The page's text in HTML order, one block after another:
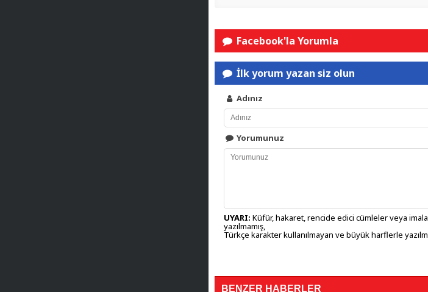
Facebook'la Yorumla
İlk yorum yazan siz olun
Adınız
Yorumunuz
UYARI: Küfür, hakaret, rencide edici cümleler veya
yazılmamış,
Türkçe karakter kullanılmayan ve büyük harflerle
BENZER HABERLER